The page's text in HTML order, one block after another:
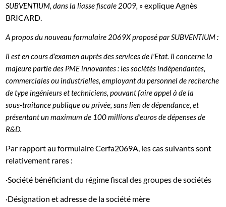
SUBVENTIUM, dans la liasse fiscale 2009, » explique Agnès
BRICARD.
A propos du nouveau formulaire 2069X proposé par SUBVENTIUM :
Il est en cours d’examen auprès des services de l’Etat. Il concerne la
majeure partie des PME innovantes : les sociétés indépendantes,
commerciales ou industrielles, employant du personnel de recherche
de type ingénieurs et techniciens, pouvant faire appel à de la
sous-traitance publique ou privée, sans lien de dépendance, et
présentant un maximum de 100 millions d’euros de dépenses de
R&D.
Par rapport au formulaire Cerfa2069A, les cas suivants sont
relativement rares :
·Société bénéficiant du régime fiscal des groupes de sociétés
·Désignation et adresse de la société mère